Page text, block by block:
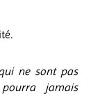
ne sont pas
jamais